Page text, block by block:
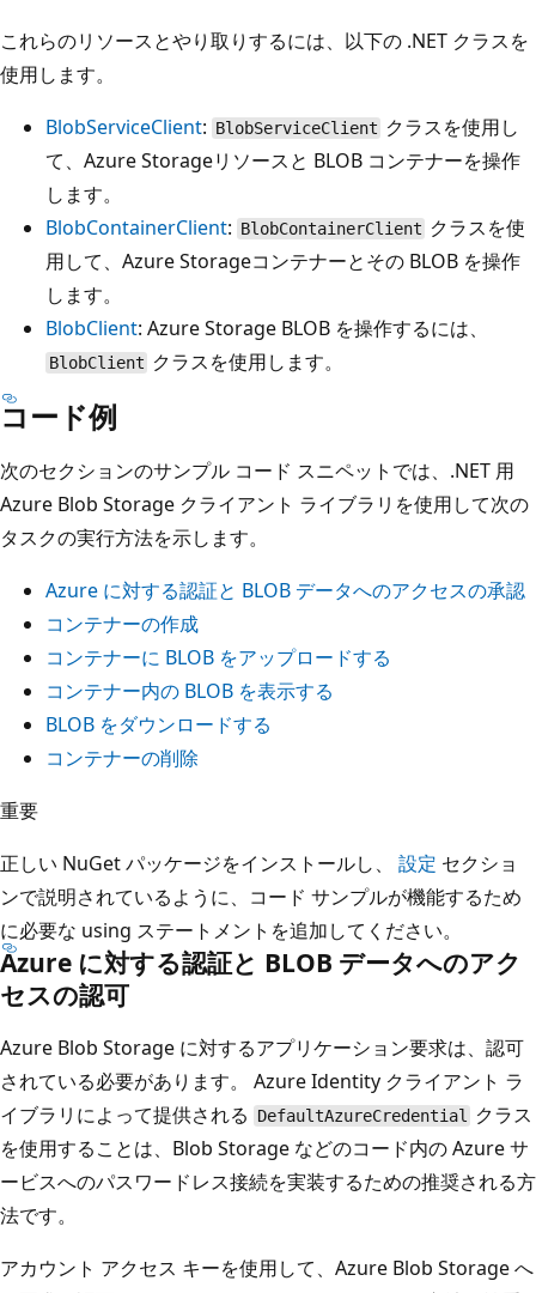
これらのリソースとやり取りするには、以下の .NET クラスを
使用します。
BlobServiceClient: BlobServiceClient クラスを使用し
て、Azure Storageリソースと BLOB コンテナーを操作
します。
BlobContainerClient: BlobContainerClient クラスを使
用して、Azure Storageコンテナーとその BLOB を操作
します。
BlobClient: Azure Storage BLOB を操作するには、
BlobClient クラスを使用します。
コード例
次のセクションのサンプル コード スニペットでは、.NET 用
Azure Blob Storage クライアント ライブラリを使用して次の
タスクの実行方法を示します。
Azure に対する認証と BLOB データへのアクセスの承認
コンテナーの作成
コンテナーに BLOB をアップロードする
コンテナー内の BLOB を表示する
BLOB をダウンロードする
コンテナーの削除
重要
正しい NuGet パッケージをインストールし、 設定 セクショ
ンで説明されているように、コード サンプルが機能するため
に必要な using ステートメントを追加してください。
Azure に対する認証と BLOB データへのアク
セスの認可
Azure Blob Storage に対するアプリケーション要求は、認可
されている必要があります。 Azure Identity クライアント ラ
イブラリによって提供される
DefaultAzureCredential
クラス
を使用することは、Blob Storage などのコード内の Azure サ
ービスへのパスワードレス接続を実装するための推奨される方
法です。
アカウント アクセス キーを使用して、Azure Blob Storage へ